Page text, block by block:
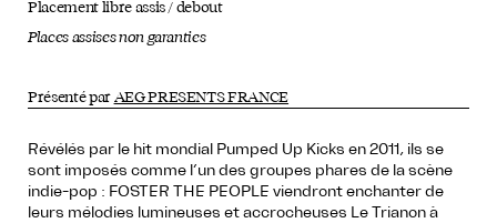
Révélés par le hit mondial Pumped Up Kicks en 2011, ils se
sont imposés comme l’un des groupes phares de la scène
indie-pop : FOSTER THE PEOPLE viendront enchanter de
leurs mélodies lumineuses et accrocheuses Le Trianon à
Placement libre assis / debout
Places assises non garanties
Présenté par AEG PRESENTS FRANCE